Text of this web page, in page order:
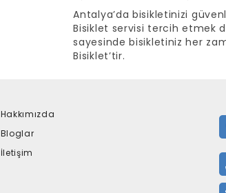
Antalya’da bisikletinizi
Bisiklet servisi tercih etmek
sayesinde bisikletiniz her
Bisiklet’tir.
Hakkımızda
Bloglar
İletişim